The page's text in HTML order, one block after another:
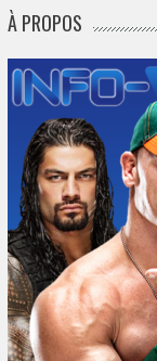
À PROPOS